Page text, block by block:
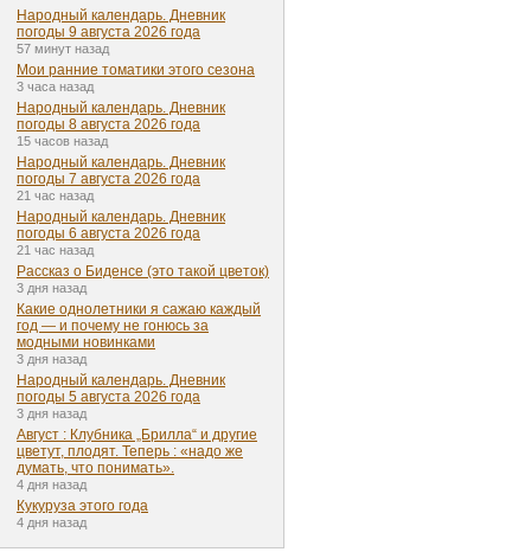
Народный календарь. Дневник
погоды 9 августа 2026 года
57 минут назад
Мои ранние томатики этого сезона
3 часа назад
Народный календарь. Дневник
погоды 8 августа 2026 года
15 часов назад
Народный календарь. Дневник
погоды 7 августа 2026 года
21 час назад
Народный календарь. Дневник
погоды 6 августа 2026 года
21 час назад
Рассказ о Биденсе (это такой цветок)
3 дня назад
Какие однолетники я сажаю каждый
год — и почему не гонюсь за
модными новинками
3 дня назад
Народный календарь. Дневник
погоды 5 августа 2026 года
3 дня назад
Август : Клубника „Брилла“ и другие
цветут, плодят. Теперь : «надо же
думать, что понимать».
4 дня назад
Кукуруза этого года
4 дня назад